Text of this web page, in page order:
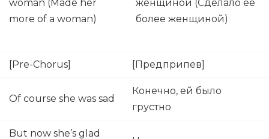
woman (Made her
more of a woman)
женщиной (Сделало её
более женщиной)
[Pre-Chorus] [Предприпев]
Of course she was sad
Конечно, ей было
грустно
But now she’s glad